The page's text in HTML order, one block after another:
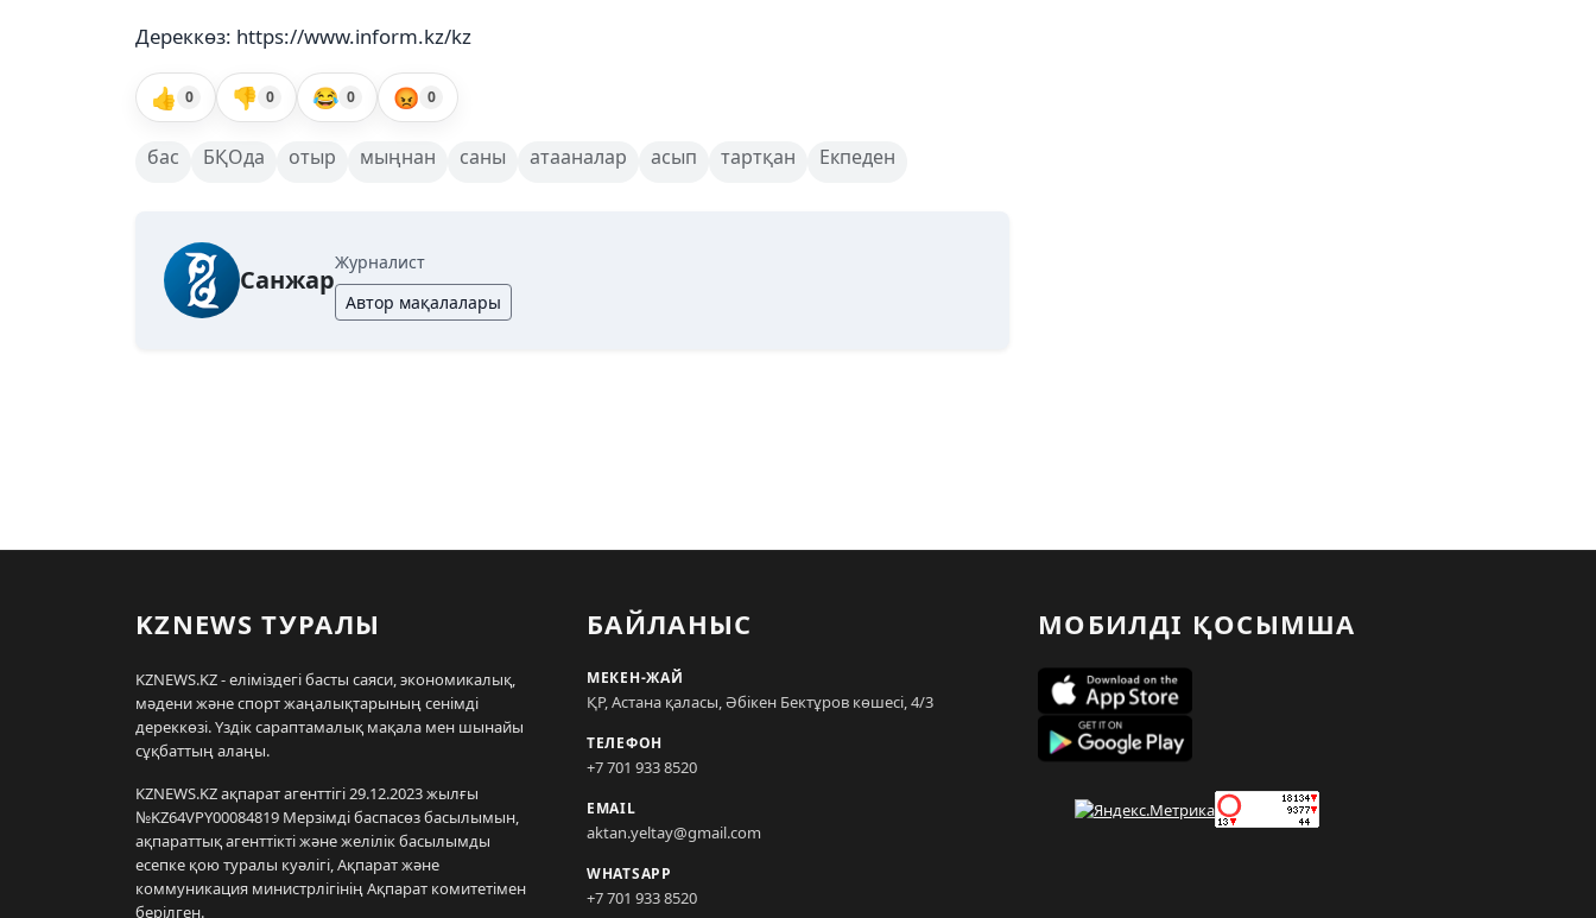
Дереккөз: https://www.inform.kz/kz
👍 0 👎 0 😂 0 😡 0
бас БҚОда отыр мыңнан саны атааналар асып тартқан Екпеден
Санжар
Журналист
Автор мақалалары
KZNEWS ТУРАЛЫ
KZNEWS.KZ - еліміздегі басты саяси, экономикалық,
мәдени және спорт жаңалықтарының сенімді
дереккөзі. Үздік сараптамалық мақала мен шынайы
сұқбаттың алаңы.
KZNEWS.KZ ақпарат агенттігі 29.12.2023 жылғы
№KZ64VPY00084819 Мерзімді баспасөз басылымын,
ақпараттық агенттікті және желілік басылымды
есепке қою туралы куәлігі, Ақпарат және
коммуникация министрлігінің Ақпарат комитетімен
берілген.
БАЙЛАНЫС
МЕКЕН-ЖАЙ
ҚР, Астана қаласы, Әбікен Бектұров көшесі, 4/3
ТЕЛЕФОН
+7 701 933 8520
EMAIL
aktan.yeltay@gmail.com
WHATSAPP
+7 701 933 8520
МОБИЛДІ ҚОСЫМША